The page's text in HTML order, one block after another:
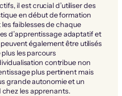
il est crucial d’utiliser des
en début de formation
faiblesses de chaque
d’apprentissage adaptatif et
également être utilisés
les parcours
contribue non
plus pertinent mais
grande autonomie et un
les apprenants.